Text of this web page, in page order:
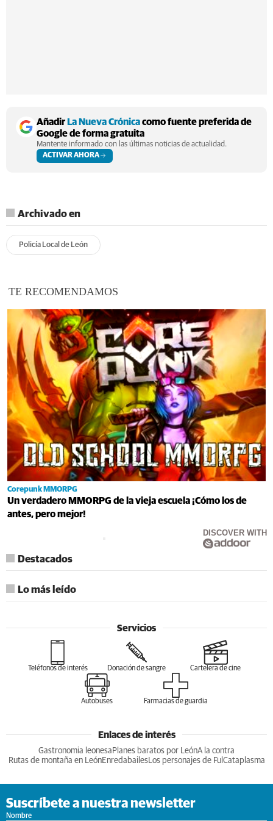
AñadirLa Nueva Crónicacomo fuente preferida de
Google de forma gratuita
Mantente informado con las últimas noticias de actualidad.
ACTIVAR AHORA
Archivado en
Policía Local de León
TE RECOMENDAMOS
Corepunk MMORPG
Un verdadero MMORPG de la vieja escuela ¡Cómo los de
antes, pero mejor!
DISCOVER WITH
Destacados
Lo más leído
Servicios
Teléfonos de interés Donación de sangre Cartelera de cine
Autobuses Farmacias de guardia
Enlaces de interés
Gastronomia leonesa Planes baratos por LeónA la contra
Rutas de montaña en LeónEnredabailesLos personajes de Ful Cataplasma
Suscríbete a nuestra newsletter
Nombre